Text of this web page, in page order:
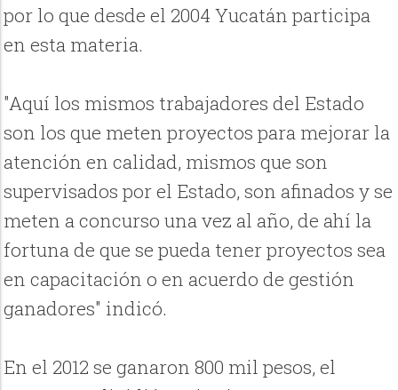
por lo que desde el 2004 Yucatán participa
en esta materia.
"Aquí los mismos trabajadores del Estado
son los que meten proyectos para mejorar la
atención en calidad, mismos que son
supervisados por el Estado, son afinados y se
meten a concurso una vez al año, de ahí la
fortuna de que se pueda tener proyectos sea
en capacitación o en acuerdo de gestión
ganadores" indicó.
En el 2012 se ganaron 800 mil pesos, el